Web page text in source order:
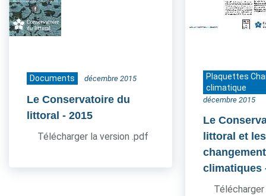
Documents décembre 2015
Le Conservatoire du
littoral - 2015
Télécharger la version .pdf
Plaquettes
climatique
décembre 2015
Le
littoral et les
climatiques